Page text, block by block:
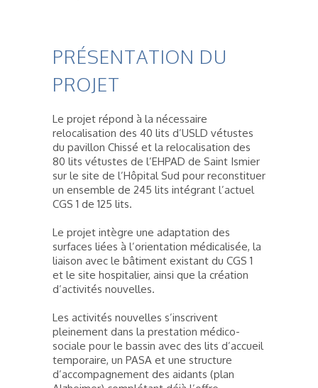
PRÉSENTATION DU
PROJET
Le projet répond à la nécessaire
relocalisation des 40 lits d’USLD vétustes
du pavillon Chissé et la relocalisation des
80 lits vétustes de l’EHPAD de Saint Ismier
sur le site de l’Hôpital Sud pour reconstituer
un ensemble de 245 lits intégrant l’actuel
CGS 1 de 125 lits.
Le projet intègre une adaptation des
surfaces liées à l’orientation médicalisée, la
liaison avec le bâtiment existant du CGS 1
et le site hospitalier, ainsi que la création
d’activités nouvelles.
Les activités nouvelles s’inscrivent
pleinement dans la prestation médico-
sociale pour le bassin avec des lits d’accueil
temporaire, un PASA et une structure
d’accompagnement des aidants (plan